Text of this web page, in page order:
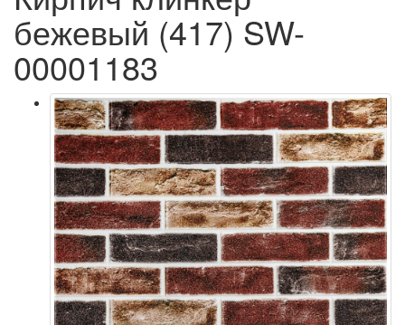
бежевый (417) SW-
00001183